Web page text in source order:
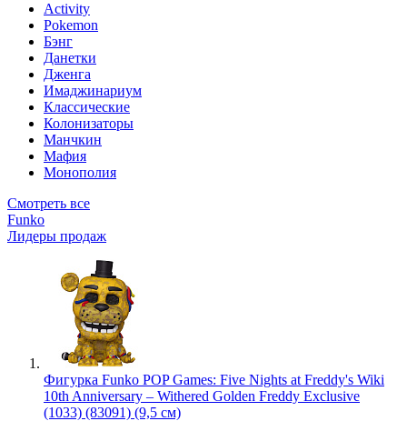
Activity
Pokemon
Бэнг
Данетки
Дженга
Имаджинариум
Классические
Колонизаторы
Манчкин
Мафия
Монополия
Смотреть все
Funko
Лидеры продаж
Фигурка Funko POP Games: Five Nights at Freddy's Wiki
10th Anniversary – Withered Golden Freddy Exclusive
(1033) (83091) (9,5 см)